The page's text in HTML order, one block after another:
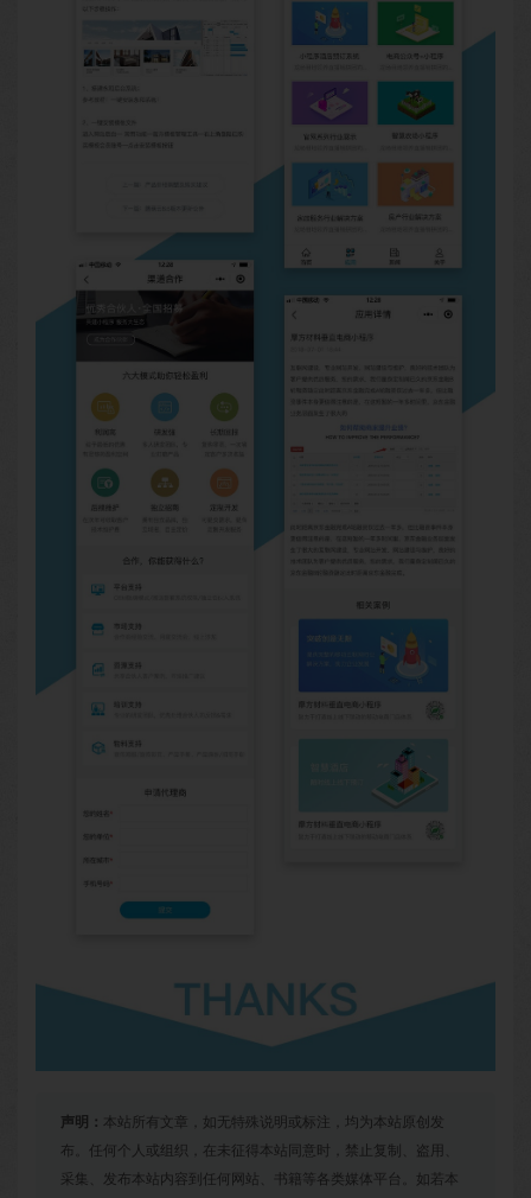
声明： 本站所有文章，如无特殊说明或标注，均为本站原创发
布。任何个人或组织，在未征得本站同意时，禁止复制、盗用、
采集、发布本站内容到任何网站、书籍等各类媒体平台。如若本